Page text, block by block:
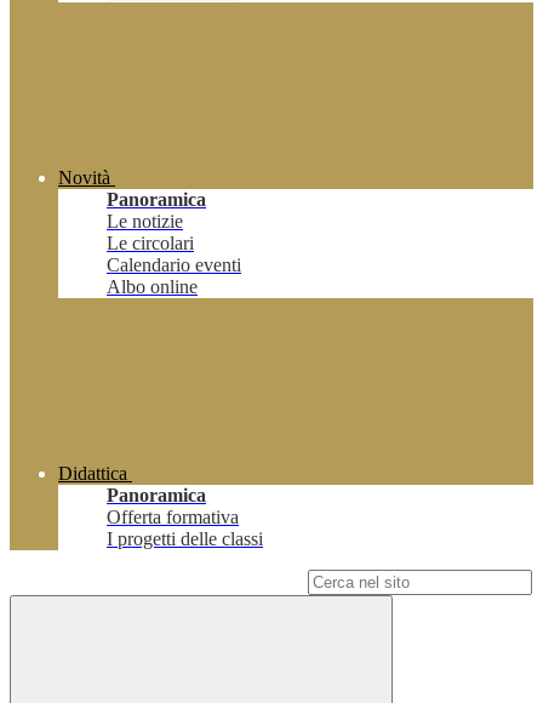
Novità
Panoramica
Le notizie
Le circolari
Calendario eventi
Albo online
Didattica
Panoramica
Offerta formativa
I progetti delle classi